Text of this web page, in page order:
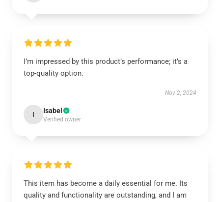
I’m impressed by this product’s performance; it’s a
top-quality option.
Nov 2, 2024
I Isabel
Verified owner
This item has become a daily essential for me. Its
quality and functionality are outstanding, and I am